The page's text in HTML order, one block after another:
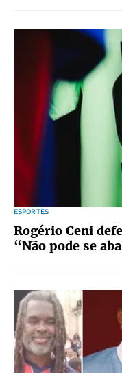
ESPORTES
Rogério Ceni
“Não pode se